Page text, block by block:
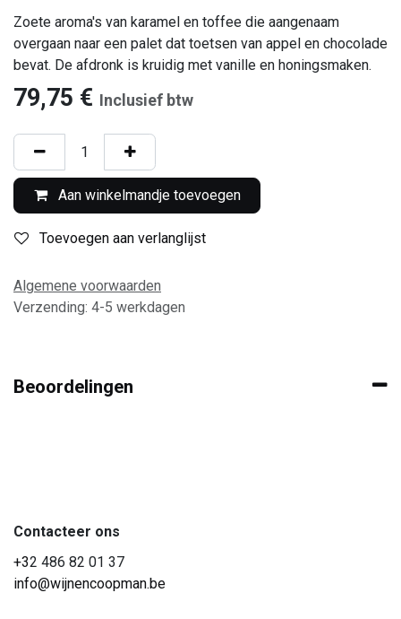
Zoete aroma's van karamel en toffee die aangenaam
overgaan naar een palet dat toetsen van appel en chocolade
bevat. De afdronk is kruidig met vanille en honingsmaken.
79,75 € Inclusief btw
Aan winkelmandje toevoegen
Toevoegen aan verlanglijst
Algemene voorwaarden
Verzending: 4-5 werkdagen
Beoordelingen
Contacteer ons
+32 486 82 01 37
info@wijnencoopman.be